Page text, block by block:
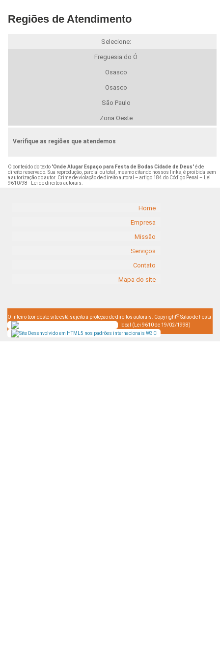
Regiões de Atendimento
Selecione:
Freguesia do Ó
Osasco
Osasco
São Paulo
Zona Oeste
Verifique as regiões que atendemos
O conteúdo do texto "Onde Alugar Espaço para Festa de Bodas Cidade de Deus" é de
direito reservado. Sua reprodução, parcial ou total, mesmo citando nossos links, é proibida sem
a autorização do autor. Crime de violação de direito autoral – artigo 184 do Código Penal –
Lei
9610/98 - Lei de direitos autorais
Home
Empresa
Missão
Serviços
Contato
Mapa do site
O inteiro teor deste site está sujeito à proteção de direitos autorais. Copyright© Salão de Festa
Ideal (Lei 9610 de 19/02/1998)